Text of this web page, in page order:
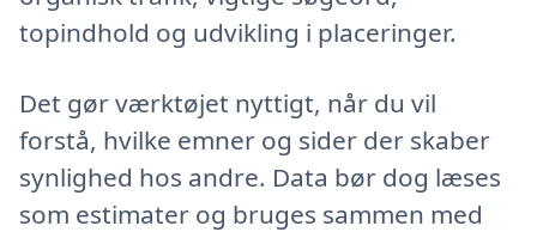
topindhold og udvikling i placeringer.
Det gør værktøjet nyttigt, når du vil
forstå, hvilke emner og sider der skaber
synlighed hos andre. Data bør dog læses
som estimater og bruges sammen med